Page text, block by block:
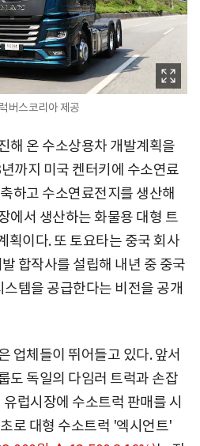
버스코리아 제공
해 온 수소상용차 개발계획을
까지 미국 켄터키에 수소연료
하고 수소연료전지를 생산해
에서 생산하는 화물용 대형 트
획이다. 또 토요타는 중국 회사
합작사를 설립해 내년 중 중국
템을 공급한다는 비전을 공개
업체들이 뛰어들고 있다. 앞서
도 독일의 다임러 트럭과 손잡
럽시장에 수소트럭 판매를 시
로 대형 수소트럭 '엑시언트'